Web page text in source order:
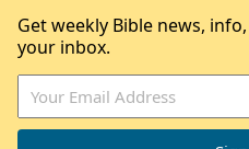
Get weekly Bible news,
your inbox.